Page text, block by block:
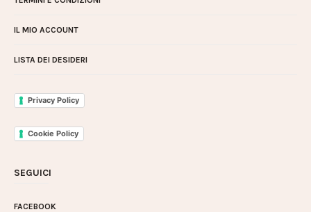
IL MIO ACCOUNT
LISTA DEI DESIDERI
Privacy Policy
Cookie Policy
SEGUICI
FACEBOOK